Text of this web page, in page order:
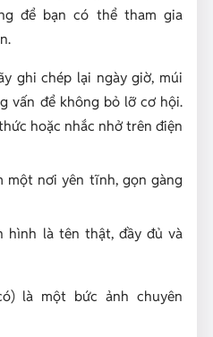
để bạn có thể tham gia
ghi chép lại ngày giờ, múi
vấn để không bỏ lỡ cơ hội.
hoặc nhắc nhở trên điện
một nơi yên tĩnh, gọn gàng
hình là tên thật, đầy đủ và
là một bức ảnh chuyên